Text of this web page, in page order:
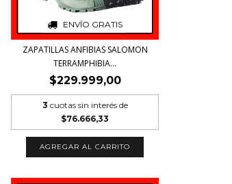
ENVÍO GRATIS
ZAPATILLAS ANFIBIAS SALOMON
TERRAMPHIBIA...
$229.999,00
3 cuotas sin interés de
$76.666,33
AGREGAR AL CARRITO